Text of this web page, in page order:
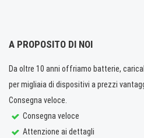
A PROPOSITO DI NOI
Da oltre 10 anni offriamo batterie,
per migliaia di dispositivi a prezzi
Consegna veloce.
Consegna veloce
Attenzione ai dettagli